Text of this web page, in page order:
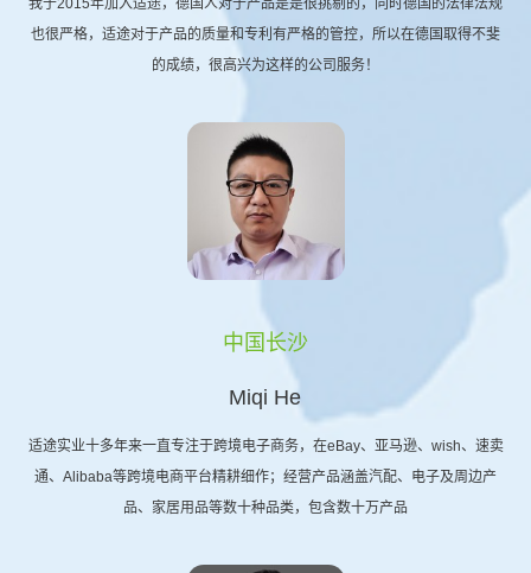
我于2015年加入适途，德国人对于产品是是很挑剔的，同时德国的法律法规
也很严格，适途对于产品的质量和专利有严格的管控，所以在德国取得不斐
的成绩，很高兴为这样的公司服务！
中国长沙
Miqi He
适途实业十多年来一直专注于跨境电子商务，在eBay、亚马逊、wish、速卖
通、Alibaba等跨境电商平台精耕细作；经营产品涵盖汽配、电子及周边产
品、家居用品等数十种品类，包含数十万产品